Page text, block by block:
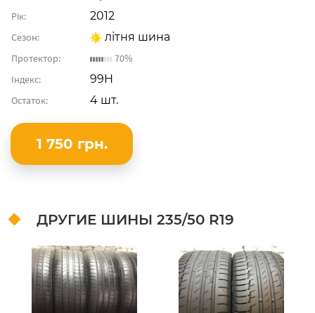
Рік: 2012
Сезон: літня шина
Протектор:
70%
Індекс:
99H
Остаток: 4 шт.
1 750 грн.
ДРУГИЕ ШИНЫ 235/50 R19